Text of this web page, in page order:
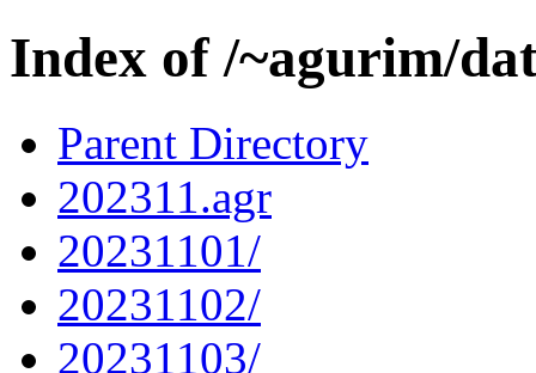
Index of /~agurim/
Parent Directory
202311.agr
20231101/
20231102/
20231103/